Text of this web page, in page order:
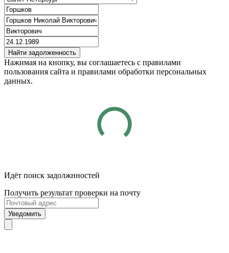
Найти задолженность
Нажимая на кнопку, вы соглашаетесь с правилами
пользования сайта и правилами обработки персональных
данных.
Идёт поиск задолжнностей
Получить результат проверки на почту
Уведомить